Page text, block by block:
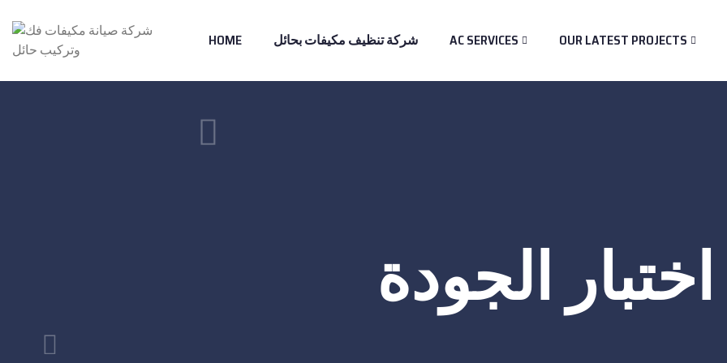
HOME شركة تنظيف مكيفات بحائل AC SERVICES OUR LATEST PROJECTS
اختبار الجودة